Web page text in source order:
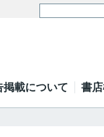
掲載について 書